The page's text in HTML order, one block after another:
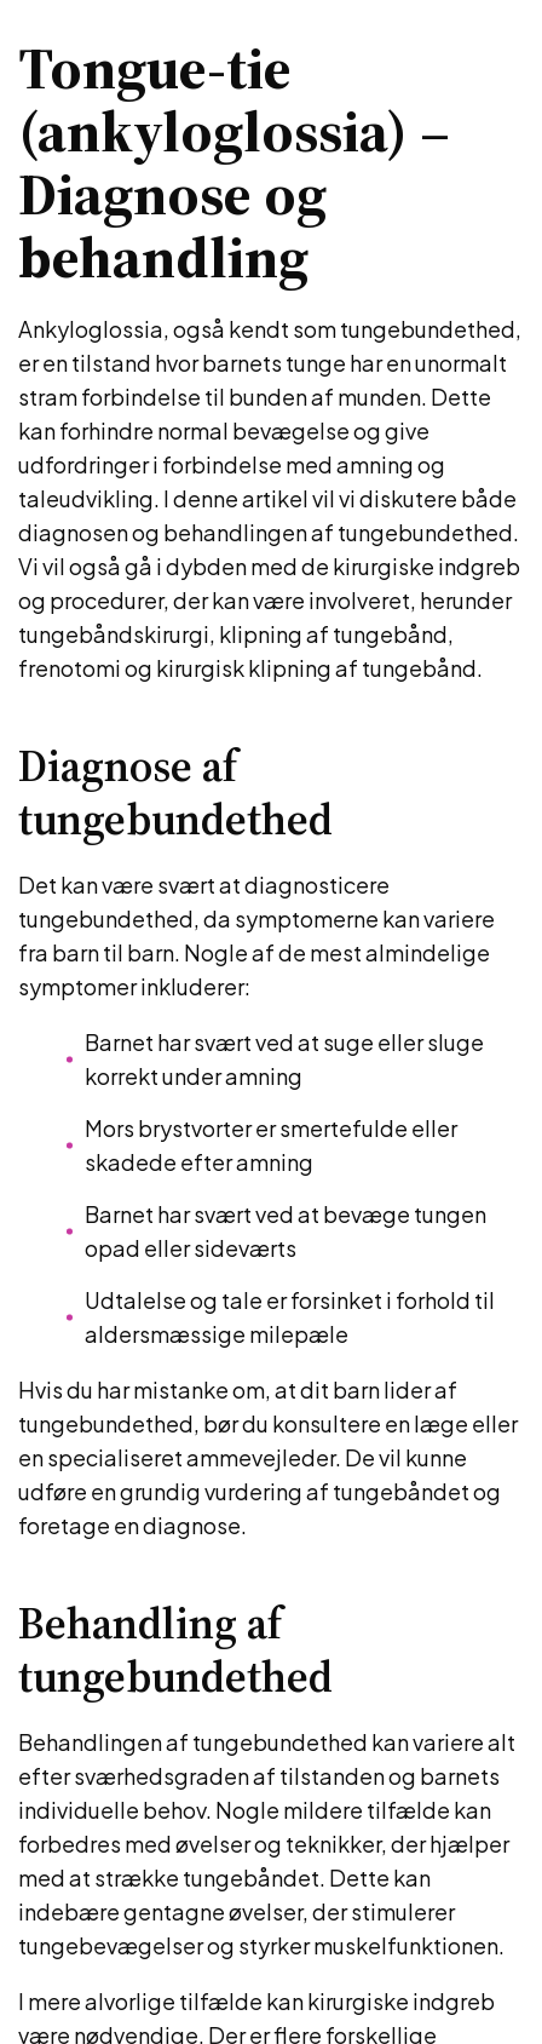
Tongue-tie
(ankyloglossia) –
Diagnose og
behandling
Ankyloglossia, også kendt som tungebundethed,
er en tilstand hvor barnets tunge har en unormalt
stram forbindelse til bunden af munden. Dette
kan forhindre normal bevægelse og give
udfordringer i forbindelse med amning og
taleudvikling. I denne artikel vil vi diskutere både
diagnosen og behandlingen af tungebundethed.
Vi vil også gå i dybden med de kirurgiske indgreb
og procedurer, der kan være involveret, herunder
tungebåndskirurgi, klipning af tungebånd,
frenotomi og kirurgisk klipning af tungebånd​.
Diagnose af
tungebundethed
Det kan være svært at diagnosticere
tungebundethed, da symptomerne kan variere
fra barn til barn. Nogle af de mest almindelige
symptomer inkluderer:
Barnet har svært ved at suge eller sluge
korrekt under amning
Mors brystvorter er smertefulde eller
skadede efter amning
Barnet har svært ved at bevæge tungen
opad eller sideværts
Udtalelse og tale er forsinket i forhold til
aldersmæssige milepæle
Hvis du har mistanke om, at dit barn lider af
tungebundethed, bør du konsultere en læge eller
en specialiseret ammevejleder. De vil kunne
udføre en grundig vurdering af tungebåndet og
foretage en diagnose.
Behandling af
tungebundethed
Behandlingen af tungebundethed kan variere alt
efter sværhedsgraden af tilstanden og barnets
individuelle behov. Nogle mildere tilfælde kan
forbedres med øvelser og teknikker, der hjælper
med at strække tungebåndet. Dette kan
indebære gentagne øvelser, der stimulerer
tungebevægelser og styrker muskelfunktionen.
I mere alvorlige tilfælde kan kirurgiske indgreb
være nødvendige. Der er flere forskellige